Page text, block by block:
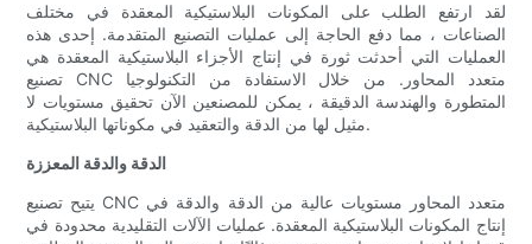
لقد ارتفع الطلب على المكونات البلاستيكية المعقدة في مختلف
الصناعات ، مما دفع الحاجة إلى عمليات التصنيع المتقدمة. إحدى هذه
العمليات التي أحدثت ثورة في إنتاج الأجزاء البلاستيكية المعقدة هي
تصنيع CNC متعدد المحاور. من خلال الاستفادة من التكنولوجيا
المتطورة والهندسة الدقيقة ، يمكن للمصنعين الآن تحقيق مستويات لا
مثيل لها من الدقة والتعقيد في مكوناتها البلاستيكية.
الدقة والدقة المعززة
يتيح تصنيع CNC متعدد المحاور مستويات عالية من الدقة والدقة في
إنتاج المكونات البلاستيكية المعقدة. عمليات الآلات التقليدية محدودة في